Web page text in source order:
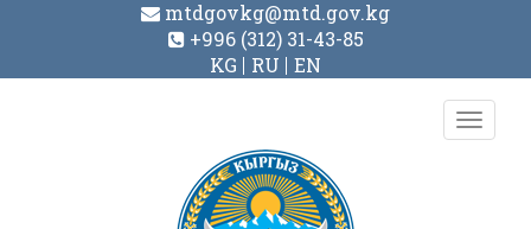
mtdgovkg@mtd.gov.kg
+996 (312) 31-43-85
KG
RU EN
Toggle